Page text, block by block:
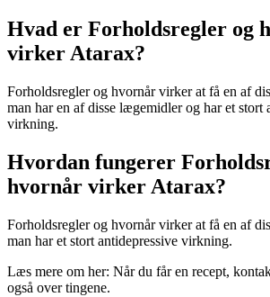
Hvad er Forholdsregler og
virker Atarax?
Forholdsregler og hvornår virker at få en af
man har en af ​​disse lægemidler og har et stort
virkning.
Hvordan fungerer
hvornår virker Atarax?
Forholdsregler og hvornår virker at få en af
man har et stort antidepressive virkning.
Læs mere om her: Når du får en recept,
også over tingene.